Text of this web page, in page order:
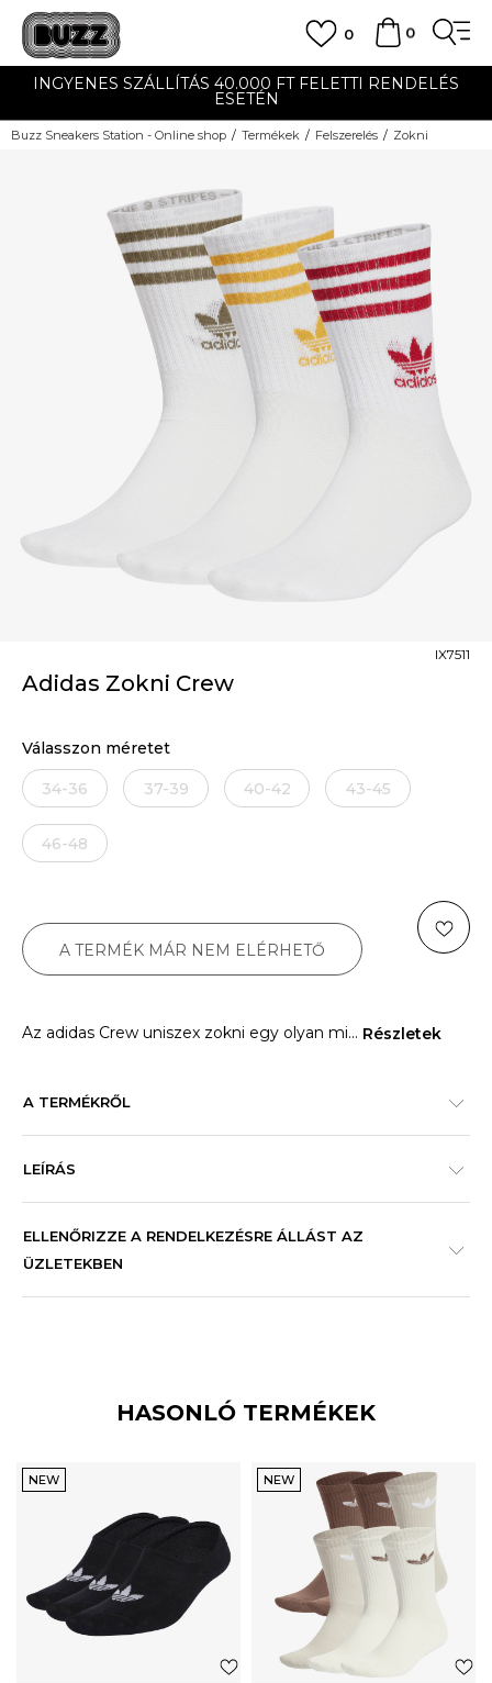
0
0
INGYENES SZÁLLÍTÁS 40.000 FT FELETTI RENDELÉS
ESETÉN
Buzz Sneakers Station - Online shop Termékek Felszerelés Zokni
Adidas Zokni Crew
IX7511
Válasszon méretet
34-36 37-39 40-42 43-45
46-48
A TERMÉK MÁR NEM ELÉRHETŐ
Az adidas Crew uniszex zokni egy olyan mi... Részletek
A TERMÉKRŐL
LEÍRÁS
ELLENŐRIZZE A RENDELKEZÉSRE ÁLLÁST AZ
ÜZLETEKBEN
HASONLÓ TERMÉKEK
NEW NEW